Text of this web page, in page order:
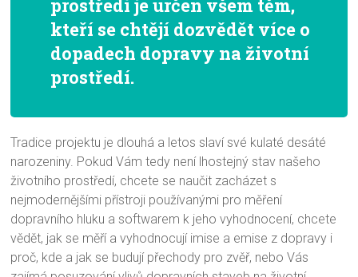
prostředí je určen všem těm,
kteří se chtějí dozvědět více o
dopadech dopravy na životní
prostředí.
Tradice projektu je dlouhá a letos slaví své kulaté desáté
narozeniny. Pokud Vám tedy není lhostejný stav našeho
životního prostředí, chcete se naučit zacházet s
nejmodernějšími přístroji používanými pro měření
dopravního hluku a softwarem k jeho vyhodnocení, chcete
vědět, jak se měří a vyhodnocují imise a emise z dopravy i
proč, kde a jak se budují přechody pro zvěř, nebo Vás